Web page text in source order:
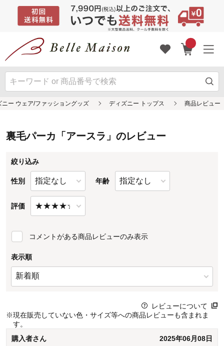
裏毛パーカ「アースラ」のレビュー
絞り込み
性別 年齢
評価
コメントがある商品レビューのみ表示
表示順
レビューについて
※現在販売していない色・サイズ等への商品レビューも含まれま
す。
購入者さん 2025年06月08日